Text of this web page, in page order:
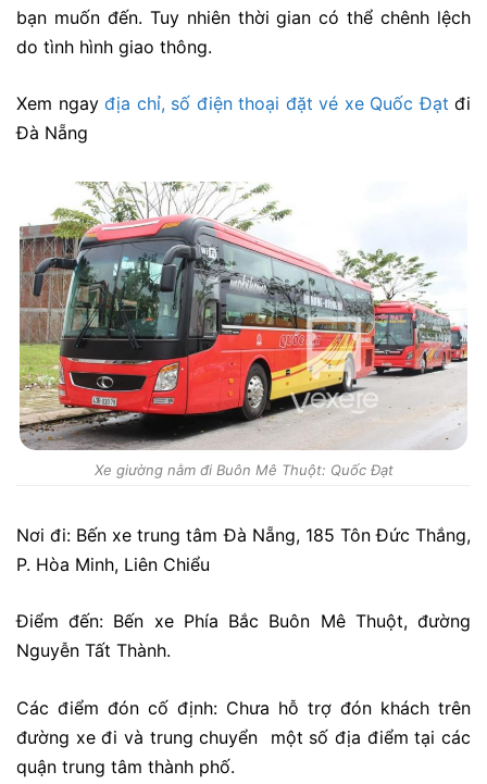
bạn muốn đến. Tuy nhiên thời gian có thể chênh lệch
do tình hình giao thông.
Xem ngay địa chỉ, số điện thoại đặt vé xe Quốc Đạt đi
Đà Nẵng
Xe giường nằm đi Buôn Mê Thuột: Quốc Đạt
Nơi đi: Bến xe trung tâm Đà Nẵng, 185 Tôn Đức Thắng,
P. Hòa Minh, Liên Chiểu
Điểm đến: Bến xe Phía Bắc Buôn Mê Thuột, đường
Nguyễn Tất Thành.
Các điểm đón cố định: Chưa hỗ trợ đón khách trên
đường xe đi và trung chuyển một số địa điểm tại các
quận trung tâm thành phố.